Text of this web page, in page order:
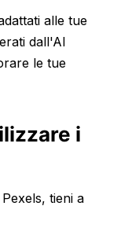
alle tue
dall'AI
le tue
i
tieni a